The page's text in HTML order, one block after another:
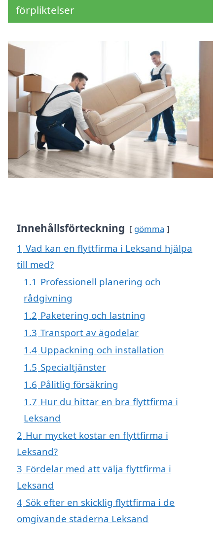
förpliktelser
Innehållsförteckning gömma
1 Vad kan en flyttfirma i Leksand hjälpa
till med?
1.1 Professionell planering och
rådgivning
1.2 Paketering och lastning
1.3 Transport av ägodelar
1.4 Uppackning och installation
1.5 Specialtjänster
1.6 Pålitlig försäkring
1.7 Hur du hittar en bra flyttfirma i
Leksand
2 Hur mycket kostar en flyttfirma i
Leksand?
3 Fördelar med att välja flyttfirma i
Leksand
4 Sök efter en skicklig flyttfirma i de
omgivande städerna Leksand